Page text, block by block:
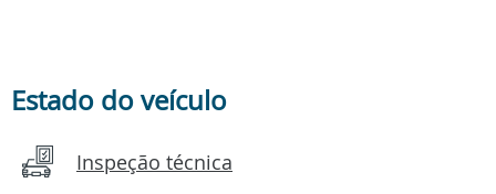
Estado do veículo
Inspeção técnica